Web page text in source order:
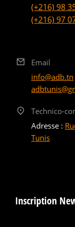
(+216) 98
(+216) 97
Email
info@adb.tn
Technico-
Adresse :
Tunis
Inscription